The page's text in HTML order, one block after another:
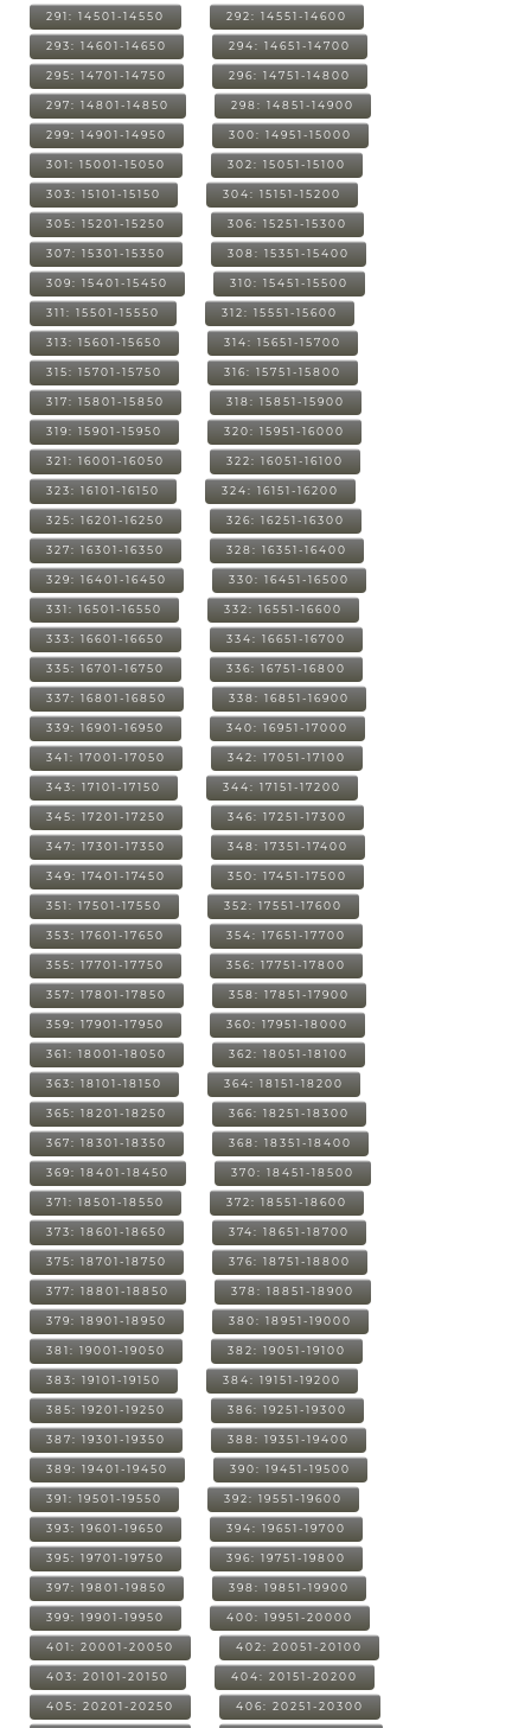
291: 14501-14550 292: 14551-14600
293: 14601-14650 294: 14651-14700
295: 14701-14750 296: 14751-14800
297: 14801-14850 298: 14851-14900
299: 14901-14950 300: 14951-15000
301: 15001-15050 302: 15051-15100
303: 15101-15150 304: 15151-15200
305: 15201-15250 306: 15251-15300
307: 15301-15350 308: 15351-15400
309: 15401-15450 310: 15451-15500
311: 15501-15550 312: 15551-15600
313: 15601-15650 314: 15651-15700
315: 15701-15750 316: 15751-15800
317: 15801-15850 318: 15851-15900
319: 15901-15950 320: 15951-16000
321: 16001-16050 322: 16051-16100
323: 16101-16150 324: 16151-16200
325: 16201-16250 326: 16251-16300
327: 16301-16350 328: 16351-16400
329: 16401-16450 330: 16451-16500
331: 16501-16550 332: 16551-16600
333: 16601-16650 334: 16651-16700
335: 16701-16750 336: 16751-16800
337: 16801-16850 338: 16851-16900
339: 16901-16950 340: 16951-17000
341: 17001-17050 342: 17051-17100
343: 17101-17150 344: 17151-17200
345: 17201-17250 346: 17251-17300
347: 17301-17350 348: 17351-17400
349: 17401-17450 350: 17451-17500
351: 17501-17550 352: 17551-17600
353: 17601-17650 354: 17651-17700
355: 17701-17750 356: 17751-17800
357: 17801-17850 358: 17851-17900
359: 17901-17950 360: 17951-18000
361: 18001-18050 362: 18051-18100
363: 18101-18150 364: 18151-18200
365: 18201-18250 366: 18251-18300
367: 18301-18350 368: 18351-18400
369: 18401-18450 370: 18451-18500
371: 18501-18550 372: 18551-18600
373: 18601-18650 374: 18651-18700
375: 18701-18750 376: 18751-18800
377: 18801-18850 378: 18851-18900
379: 18901-18950 380: 18951-19000
381: 19001-19050 382: 19051-19100
383: 19101-19150 384: 19151-19200
385: 19201-19250 386: 19251-19300
387: 19301-19350 388: 19351-19400
389: 19401-19450 390: 19451-19500
391: 19501-19550 392: 19551-19600
393: 19601-19650 394: 19651-19700
395: 19701-19750 396: 19751-19800
397: 19801-19850 398: 19851-19900
399: 19901-19950 400: 19951-20000
401: 20001-20050 402: 20051-20100
403: 20101-20150 404: 20151-20200
405: 20201-20250 406: 20251-20300